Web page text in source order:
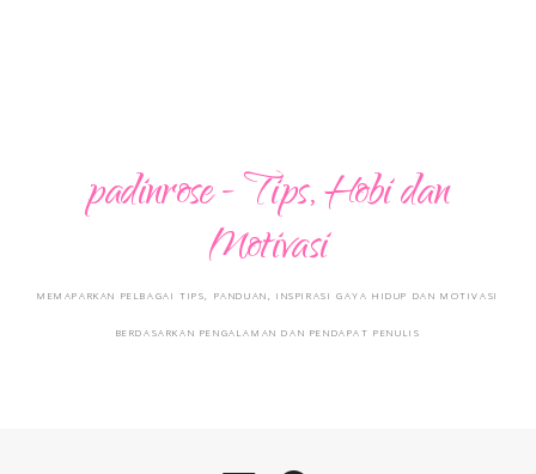
padinrose - Tips, Hobi dan
Motivasi
MEMAPARKAN PELBAGAI TIPS, PANDUAN, INSPIRASI GAYA HIDUP DAN MOTIVASI
BERDASARKAN PENGALAMAN DAN PENDAPAT PENULIS